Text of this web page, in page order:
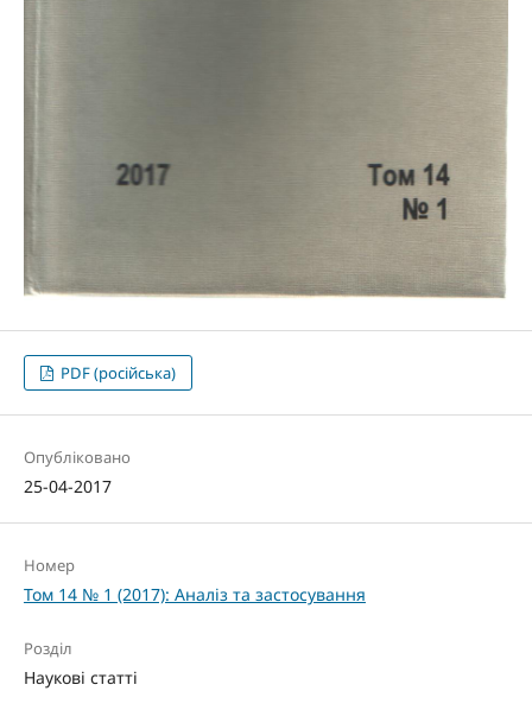
PDF (російська)
Опубліковано
25-04-2017
Номер
Том 14 № 1 (2017): Аналіз та застосування
Розділ
Наукові статті